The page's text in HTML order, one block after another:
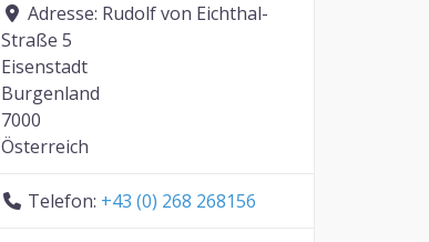
Adresse: Rudolf von Eichthal-
Straße 5
Eisenstadt
Burgenland
7000
Österreich
Telefon: +43 (0) 268 268156